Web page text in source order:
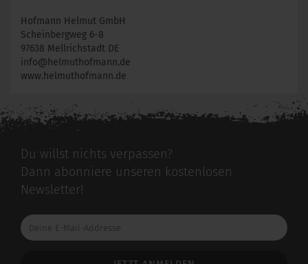
Hofmann Helmut GmbH
Scheinbergweg 6-8
97638 Mellrichstadt DE
info@helmuthofmann.de
www.helmuthofmann.de
Du willst nichts verpassen?
Dann abonniere unseren kostenlosen
Newsletter!
Deine
E-